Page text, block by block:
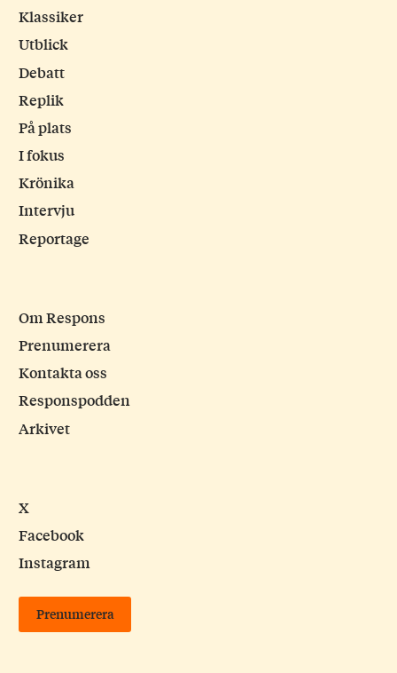
Klassiker
Utblick
Debatt
Replik
På plats
I fokus
Krönika
Intervju
Reportage
Om Respons
Prenumerera
Kontakta oss
Responspodden
Arkivet
X
Facebook
Instagram
Prenumerera